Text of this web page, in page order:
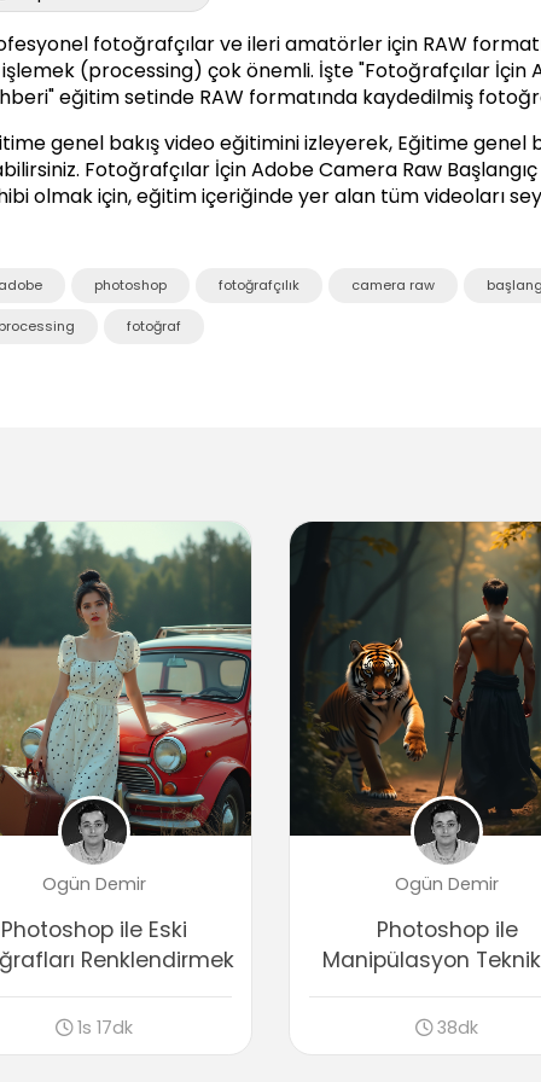
fotoğrafçılar ve ileri amatörler için RAW
(processing) çok önemli. İşte "Fotoğrafçılar İçin
eğitim setinde RAW formatında kaydedilmiş
genel bakış video eğitimini izleyerek, Eğitime genel
Fotoğrafçılar İçin Adobe Camera Raw
olmak için, eğitim içeriğinde yer alan tüm videoları
photoshop fotoğrafçılık camera raw
fotoğraf
Ogün Demir
Photoshop ile Eski
Renklendirmek
1s 17dk
Ogün Demir
Photoshop ile
Manipülasyon
38dk